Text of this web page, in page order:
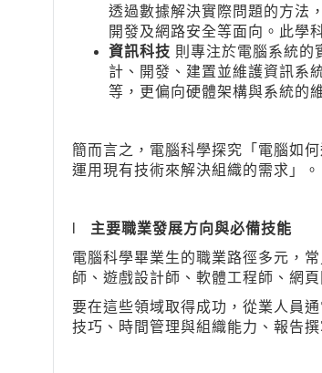
透過數據解決實際問題的方法
開發及網路安全等面向。此學
資訊科技 則專注於電腦系統的
計、開發、建置並維護資訊系
等，更偏向硬體架構與系統的
簡而言之，電腦科學探究「電腦如
運用現有技術來解決組織的需求」。
主要職業發展方向與必備技能
電腦科學畢業生的職業路徑多元，
師、遊戲設計師、軟體工程師、網
要在這些領域取得成功，從業人員
技巧、時間管理與組織能力、報告